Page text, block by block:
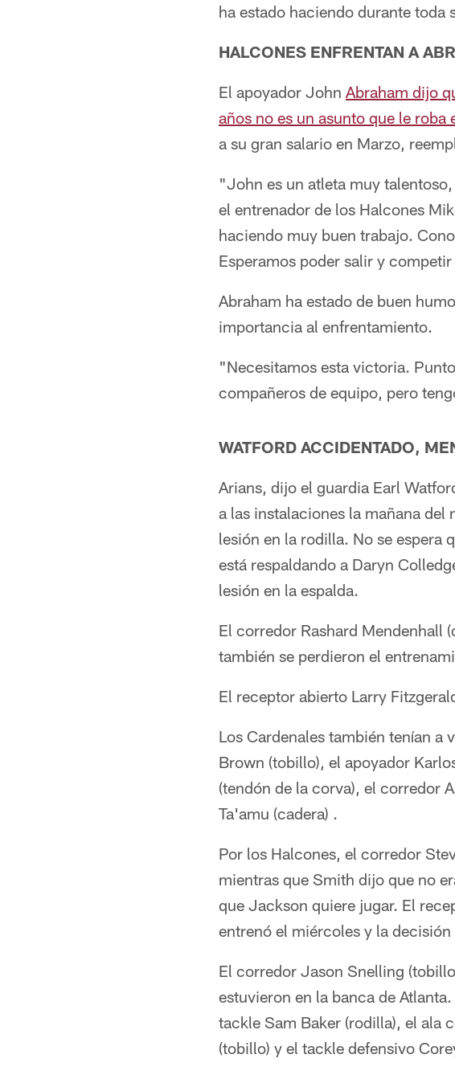
ha estado haciendo durante toda
HALCONES ENFRENTAN A
El apoyador John Abraham dijo
años no es un asunto que le roba
a su gran salario en Marzo,
"John es un atleta muy
el entrenador de los Halcones
haciendo muy buen trabajo.
Esperamos poder salir y
Abraham ha estado de buen
importancia al enfrentamiento.
"Necesitamos esta victoria.
compañeros de equipo, pero
WATFORD ACCIDENTADO,
Arians, dijo el guardia Earl
a las instalaciones la mañana
lesión en la rodilla. No se espera
está respaldando a Daryn
lesión en la espalda.
El corredor Rashard Mendenhall
también se perdieron el
El receptor abierto Larry
Los Cardenales también tenían
Brown (tobillo), el apoyador
(tendón de la corva), el corredor
Ta'amu (cadera) .
Por los Halcones, el corredor
mientras que Smith dijo que no
que Jackson quiere jugar. El
entrenó el miércoles y la
El corredor Jason Snelling
estuvieron en la banca de
tackle Sam Baker (rodilla), el ala
(tobillo) y el tackle defensivo